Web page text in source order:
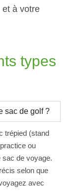
et à votre
types
sac de golf ?
trépied (stand
ou
sac de voyage.
selon que
avec